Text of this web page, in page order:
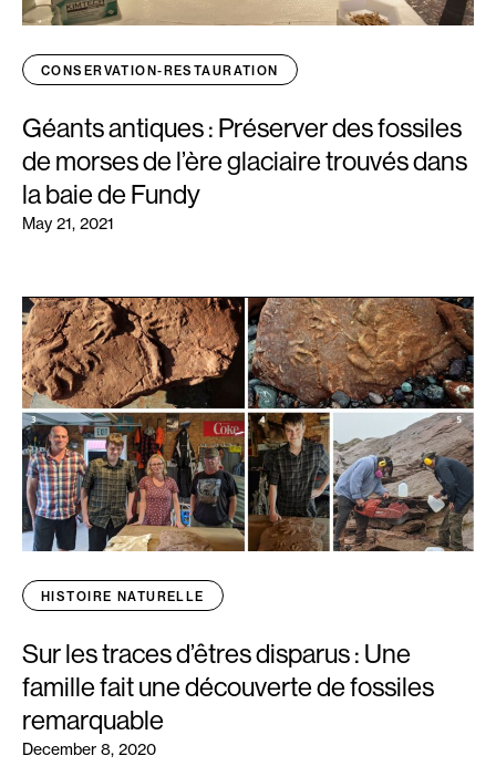
CONSERVATION-RESTAURATION
Géants antiques : Préserver des fossiles
de morses de l’ère glaciaire trouvés dans
la baie de Fundy
May 21, 2021
HISTOIRE NATURELLE
Sur les traces d’êtres disparus : Une
famille fait une découverte de fossiles
remarquable
December 8, 2020